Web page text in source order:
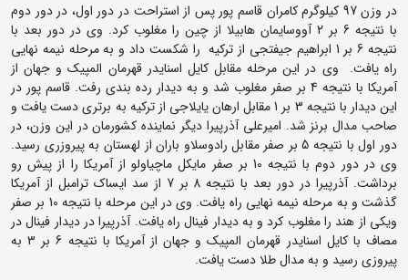
در وزن 97 کیلوگرم کامران قاسم پور پس از استراحت در دور اول، در دور دوم
با نتیجه 6 بر 2 آووسایمان هابیلا از چین را مغلوب کرد. وی در دور بعد با
نتیجه 6 بر 1 ابراهیم جیفتجی از ترکیه را شکست داد و به مرحله نیمه نهایی
راه یافت. وی در این مرحله مقابل کایل اسنایدر قهرمان المپیک و جهان از
آمریکا با نتیجه 4 بر صفر مغلوب شد و به دیدار رده بندی رفت. قاسم پور در
این دیدار با نتیجه 3 بر 1 مقابل ارهان یایلاجی از ترکیه به برتری دست یافت و
صاحب مدال برنز شد. امیرعلی آذرپیرا دیگر نماینده کشورمان در این وزن، در
دور اول با نتیجه 5 بر صفر مقابل رادوسلاو باران از لهستان به پیروزری رسید.
وی در دور دوم با نتیجه 10 بر صفر مایکل ماچیاولو از آمریکا را از پیش رو
برداشت. آذرپیرا در دور بعد با نتیجه 8 بر 7 از سد ایساک ترامبل از آمریکا
گذشت و به مرحله نیمه نهایی راه یافت. وی در این مرحله با نتیجه 10 بر صفر
ویکی از هند را مغلوب کرد و به دیدار فینال راه یافت. آذرپیرا در دیدار فینال در
مصاف با کایل اسنایدر قهرمان المپیک و جهان از آمریکا با نتیجه 6 بر 3 به
پیروزی رسید و به مدال طلا دست یافت.